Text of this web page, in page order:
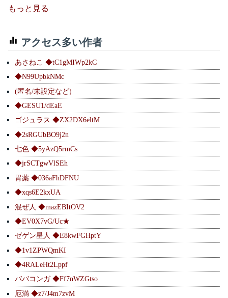
もっと見る
アクセス多い作者
あさねこ ◆tC1gMIWp2kC
◆N99UpbkNMc
(匿名/未設定など)
◆GESU1/dEaE
ゴジュラス ◆ZX2DX6eltM
◆2sRGUbBO9j2n
七色 ◆5yAzQ5rmCs
◆jrSCTgwVlSEh
胃薬 ◆036aFhDFNU
◆xqs6E2kxUA
混ぜ人 ◆mazEBItOV2
◆EV0X7vG/Uc★
ゼゲン星人 ◆E8kwFGHptY
◆1v1ZPWQmKI
◆4RALeHt2Lppf
ババコンガ ◆Ff7nWZGtso
厄満 ◆z7/J4m7zvM